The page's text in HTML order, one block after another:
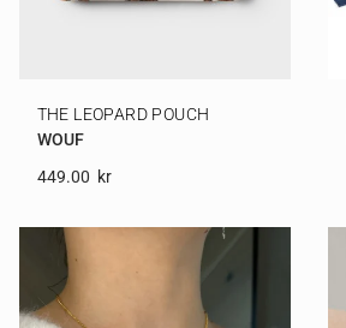
THE LEOPARD POUCH
WOUF
449.00 Kr